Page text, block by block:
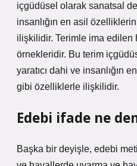
içgüdüsel olarak sanatsal
insanlığın en asil
ilişkilidir. Terimle ima edilen
örnekleridir. Bu terim
yaratıcı dahi ve insanlığın
gibi özelliklerle ilişkilidir.
Edebi ifade ne
Başka bir deyişle, edebi